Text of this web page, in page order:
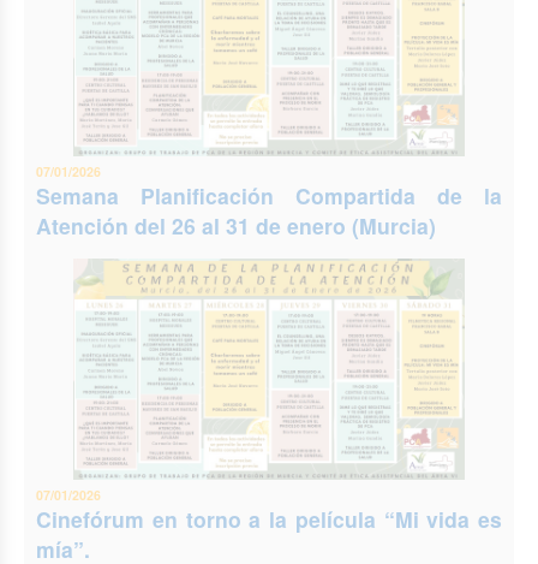
07/01/2026
Semana Planificación Compartida de la
Atención del 26 al 31 de enero (Murcia)
07/01/2026
Cinefórum en torno a la película “Mi vida es
mía”.